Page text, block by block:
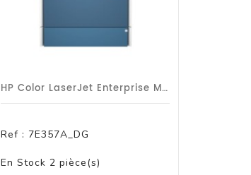
HP Color LaserJet Enterprise MFP X58045dn/A4/43ppm/dp/r/G1a
Ref : 7E357A_DG
En Stock 2 pièce(s)